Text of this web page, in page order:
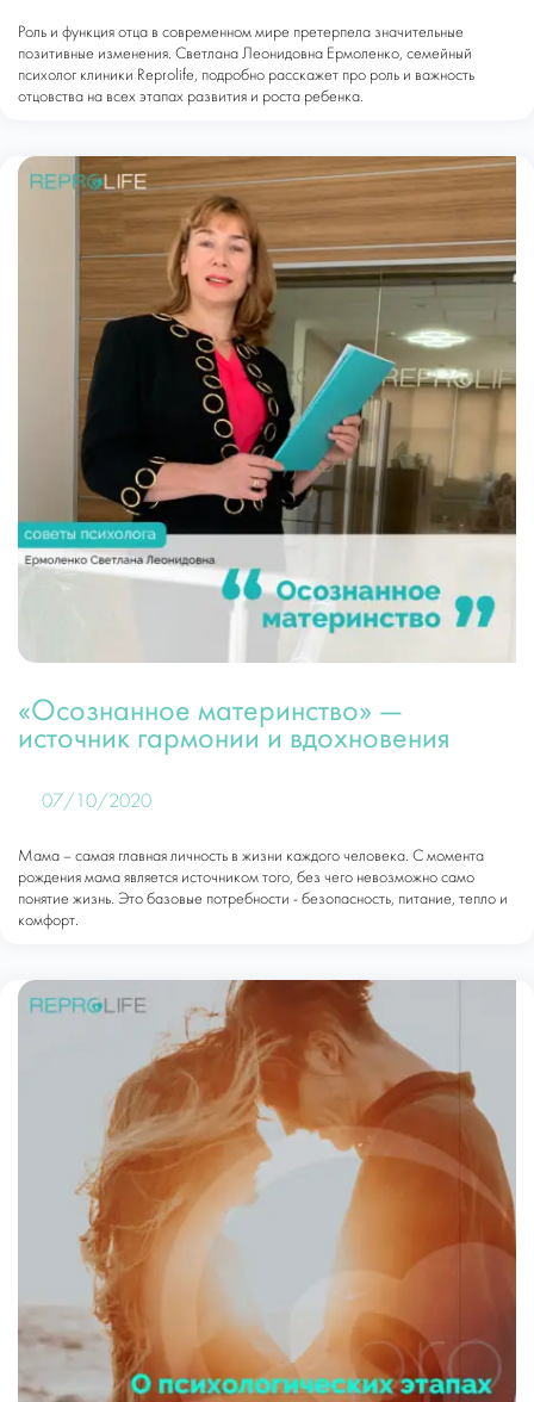
Роль и функция отца в современном мире претерпела значительные
позитивные изменения. Светлана Леонидовна Ермоленко, семейный
психолог клиники Reprolife, подробно расскажет про роль и важность
отцовства на всех этапах развития и роста ребенка.
«Осознанное материнство» —
источник гармонии и вдохновения
07/10/2020
Мама – самая главная личность в жизни каждого человека. С момента
рождения мама является источником того, без чего невозможно само
понятие жизнь. Это базовые потребности - безопасность, питание, тепло и
комфорт.